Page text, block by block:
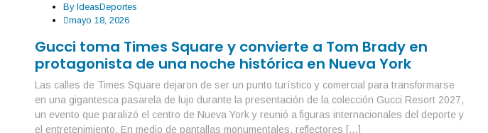
By IdeasDeportes
mayo 18, 2026
Gucci toma Times Square y convierte a Tom Brady en
protagonista de una noche histórica en Nueva York
Las calles de Times Square dejaron de ser un punto turístico y comercial para transformarse
en una gigantesca pasarela de lujo durante la presentación de la colección Gucci Resort 2027,
un evento que paralizó el centro de Nueva York y reunió a figuras internacionales del deporte y
el entretenimiento. En medio de pantallas monumentales, reflectores […]